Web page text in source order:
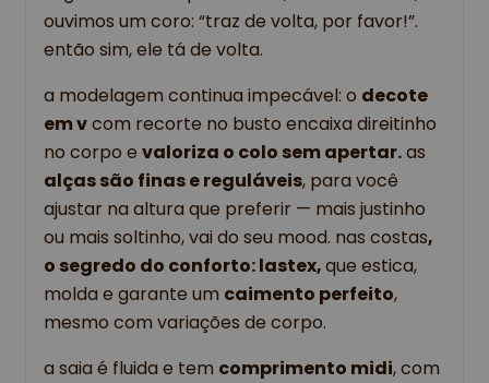
ouvimos um coro: “traz de volta, por favor!”.
então sim, ele tá de volta.
a modelagem continua impecável: o decote
em v com recorte no busto encaixa direitinho
no corpo e valoriza o colo sem apertar.
alças são finas e reguláveis, para você
ajustar na altura que preferir — mais justinho
ou mais soltinho, vai do seu mood. nas costas,
o segredo do conforto: lastex, que estica,
molda e garante um caimento perfeito,
mesmo com variações de corpo.
a saia é fluida e tem comprimento midi, com